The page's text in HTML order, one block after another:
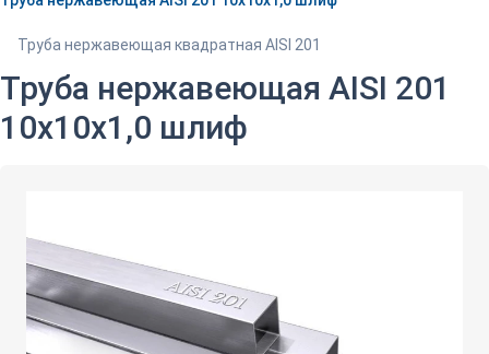
Труба нержавеющая квадратная AISI 201
Труба нержавеющая AISI 201
10х10х1,0 шлиф